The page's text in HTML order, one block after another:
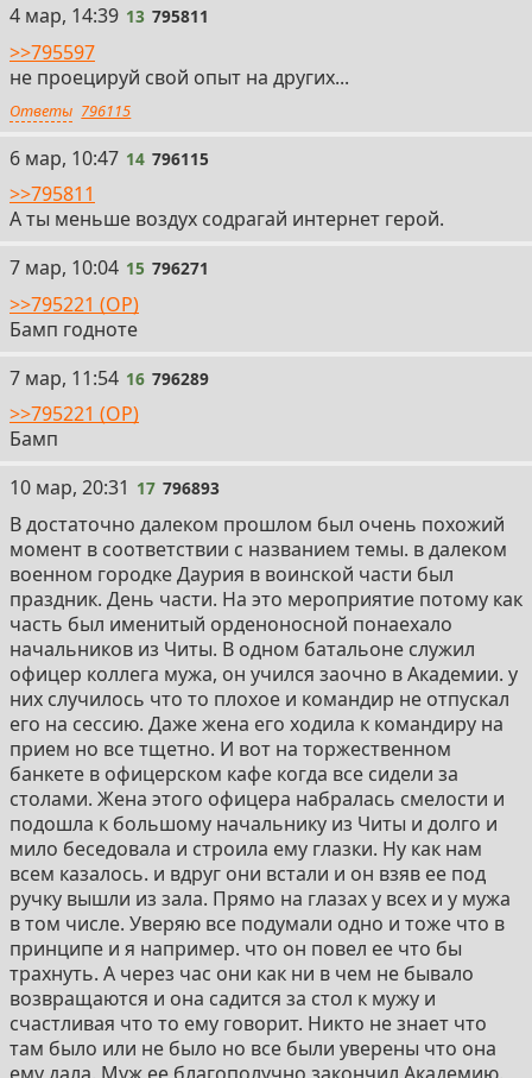
13
4 мар, 14:39 13 795811
>>795597
не проецируй свой опыт на других...
Ответы 796115
14
6 мар, 10:47 14 796115
>>795811
А ты меньше воздух содрагай интернет герой.
15
7 мар, 10:04 15 796271
>>795221 (OP)
Бамп годноте
16
7 мар, 11:54 16 796289
>>795221 (OP)
Бамп
17
10 мар, 20:31 17 796893
В достаточно далеком прошлом был очень похожий
момент в соответствии с названием темы. в далеком
военном городке Даурия в воинской части был
праздник. День части. На это мероприятие потому как
часть был именитый орденоносной понаехало
начальников из Читы. В одном батальоне служил
офицер коллега мужа, он учился заочно в Академии. у
них случилось что то плохое и командир не отпускал
его на сессию. Даже жена его ходила к командиру на
прием но все тщетно. И вот на торжественном
банкете в офицерском кафе когда все сидели за
столами. Жена этого офицера набралась смелости и
подошла к большому начальнику из Читы и долго и
мило беседовала и строила ему глазки. Ну как нам
всем казалось. и вдруг они встали и он взяв ее под
ручку вышли из зала. Прямо на глазах у всех и у мужа
в том числе. Уверяю все подумали одно и тоже что в
принципе и я например. что он повел ее что бы
трахнуть. А через час они как ни в чем не бывало
возвращаются и она садится за стол к мужу и
счастливая что то ему говорит. Никто не знает что
там было или не было но все были уверены что она